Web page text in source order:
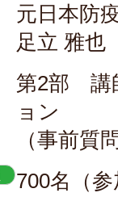
元日本防
足立 雅
第2部 講
ョン
（事前質
700名（